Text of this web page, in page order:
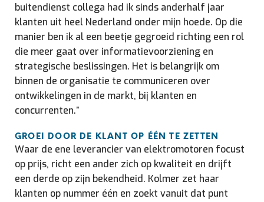
buitendienst collega had ik sinds anderhalf jaar
klanten uit heel Nederland onder mijn hoede. Op die
manier ben ik al een beetje gegroeid richting een rol
die meer gaat over informatievoorziening en
strategische beslissingen. Het is belangrijk om
binnen de organisatie te communiceren over
ontwikkelingen in de markt, bij klanten en
concurrenten.”
GROEI DOOR DE KLANT OP ÉÉN TE ZETTEN
Waar de ene leverancier van elektromotoren focust
op prijs, richt een ander zich op kwaliteit en drijft
een derde op zijn bekendheid. Kolmer zet haar
klanten op nummer één en zoekt vanuit dat punt